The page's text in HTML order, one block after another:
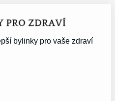
bylinky pro vaše zdraví